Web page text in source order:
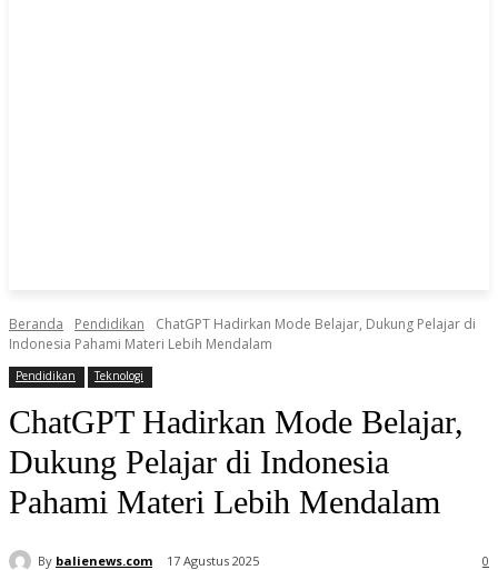
Beranda Pendidikan
ChatGPT Hadirkan Mode Belajar, Dukung Pelajar di
Indonesia Pahami Materi Lebih Mendalam
Pendidikan Teknologi
ChatGPT Hadirkan Mode Belajar,
Dukung Pelajar di Indonesia
Pahami Materi Lebih Mendalam
By balienews.com 17 Agustus 2025 0